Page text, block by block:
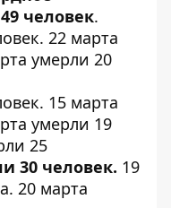
человек.
. 22 марта
умерли 20
. 15 марта
умерли 19
25
30 человек. 19
. 20 марта